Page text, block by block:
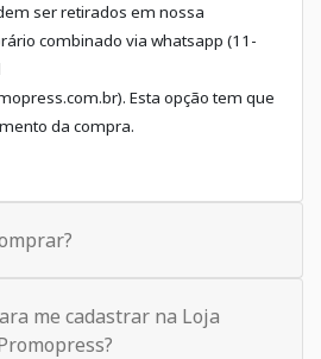
ser retirados em nossa
combinado via whatsapp (11-
Esta opção tem que
da compra.
me cadastrar na Loja